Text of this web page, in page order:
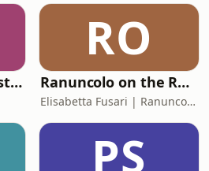
Lost In The Space: storie di cinema
RO
Ranuncolo on the Road
Elisabetta Fusari | Ranuncolo Libri
PS